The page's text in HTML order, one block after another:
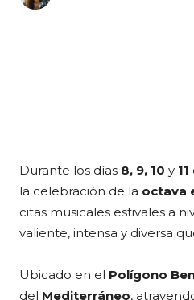
Durante los días 8, 9, 10 y 11
la celebración de la octava
citas musicales estivales a
valiente, intensa y diversa
Ubicado en el Polígono
del Mediterráneo,